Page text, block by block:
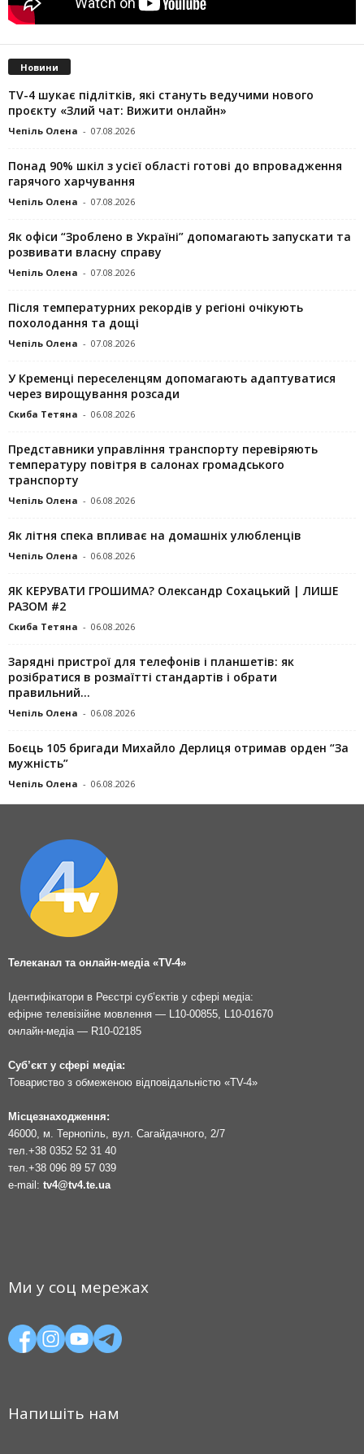
Новини
TV-4 шукає підлітків, які стануть ведучими нового
проєкту «Злий чат: Вижити онлайн»
Чепіль Олена - 07.08.2026
Понад 90% шкіл з усієї області готові до впровадження
гарячого харчування
Чепіль Олена - 07.08.2026
Як офіси “Зроблено в Україні” допомагають запускaти та
розвивати власну справу
Чепіль Олена - 07.08.2026
Після температурних рекордів у регіоні очікують
похолодання та дощі
Чепіль Олена - 07.08.2026
У Кременці переселенцям допомагають адаптуватися
через вирощування розсади
Скиба Тетяна - 06.08.2026
Представники управління транспорту перевіряють
температуру повітря в салонах громадського
транспорту
Чепіль Олена - 06.08.2026
Як літня спека впливає на домашніх улюбленців
Чепіль Олена - 06.08.2026
ЯК КЕРУВАТИ ГРОШИМА? Олександр Сохацький | ЛИШЕ
РАЗОМ #2
Скиба Тетяна - 06.08.2026
Зарядні пристрої для телефонів і планшетів: як
розібратися в розмаїтті стандартів і обрати
правильний...
Чепіль Олена - 06.08.2026
Боєць 105 бригади Михайло Дерлиця отримав орден “За
мужність”
Чепіль Олена - 06.08.2026
Телеканал та онлайн-медіа «TV-4»
Ідентифікатори в Реєстрі суб’єктів у сфері медіа:
ефірне телевізійне мовлення — L10-00855, L10-01670
онлайн-медіа — R10-02185
Суб’єкт у сфері медіа:
Товариство з обмеженою відповідальністю «TV-4»
Місцезнаходження:
46000, м. Тернопіль, вул. Сагайдачного, 2/7
тел. +38 0352 52 31 40
тел. +38 096 89 57 039
e-mail: tv4@tv4.te.ua
Ми у соц мережах
Напишіть нам